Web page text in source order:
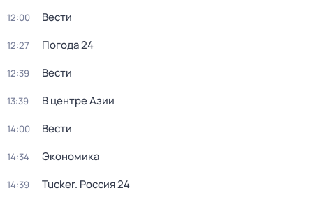
12:00 Вести
12:27 Погода 24
12:39 Вести
13:39 В центре Азии
14:00 Вести
14:34 Экономика
14:39 Tucker. Россия 24